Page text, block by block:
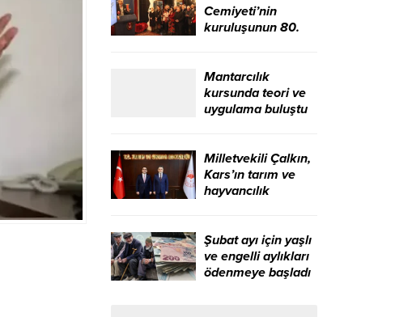
Ajansı
Cemiyeti’nin
kuruluşunun 80.
kutlandı – Birlik
Haber Ajansı
Mantarcılık
kursunda teori ve
uygulama buluştu
Milletvekili Çalkın,
Kars’ın tarım ve
hayvancılık
gündeme taşıdı –
Birlik Haber Ajansı
Şubat ayı için yaşlı
ve engelli aylıkları
ödenmeye başladı